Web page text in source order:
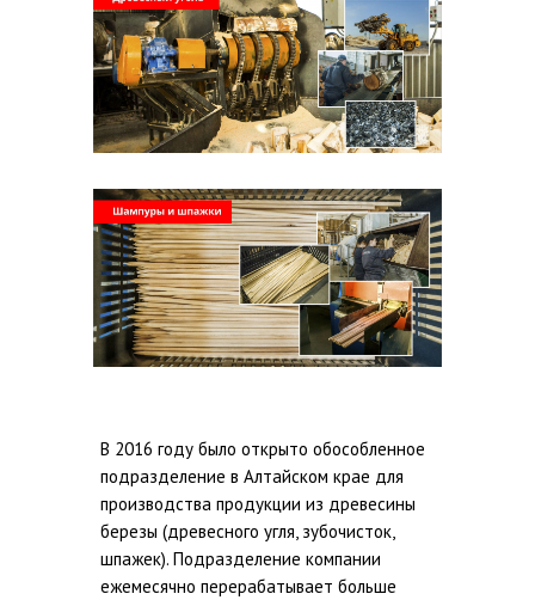
В 2016 году было открыто обособленное
подразделение в Алтайском крае для
производства продукции из древесины
березы (древесного угля, зубочисток,
шпажек). Подразделение компании
ежемесячно перерабатывает больше